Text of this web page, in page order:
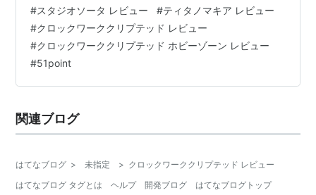
#スタジオソータ レビュー #ティタノマキア レビュー
#クロックワーククリプテッド レビュー
#クロックワーククリプテッド ホビーゾーン レビュー
#51point
関連ブログ
はてなブログ > 未指定 > クロックワーククリプテッド レビュー
はてなブログ タグとは
ヘルプ 開発ブログ はてなブログトップ